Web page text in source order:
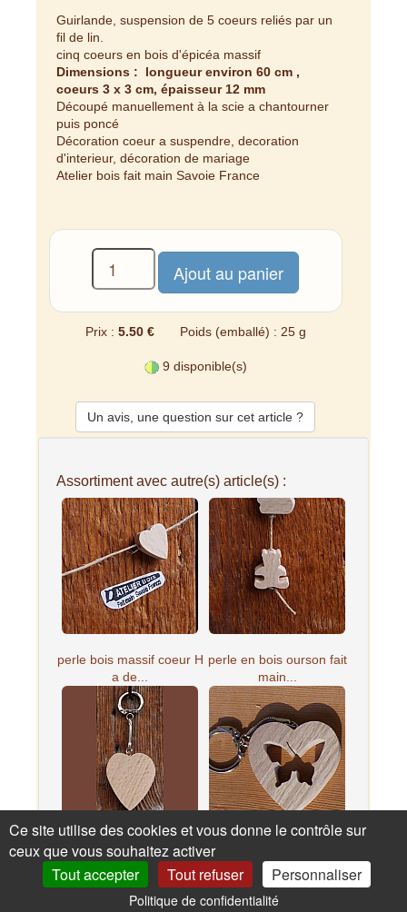
Guirlande, suspension de 5 coeurs reliés par un
fil de lin.
cinq coeurs en bois d'épicéa massif
Dimensions : longueur environ 60 cm ,
coeurs 3 x 3 cm, épaisseur 12 mm
Découpé manuellement à la scie a chantourner
puis poncé
Décoration coeur a suspendre, decoration
d'interieur, décoration de mariage
Atelier bois fait main Savoie France
Prix : 5.50 € Poids (emballé) : 25 g
9 disponible(s)
Un avis, une question sur cet article ?
Assortiment avec autre(s) article(s) :
perle bois massif coeur H
a de...
perle en bois ourson fait
main...
porte clef coeur hetre,
activi...
papillon f...
Ce site utilise des cookies et vous donne le contrôle sur
ceux que vous souhaitez activer
Tout accepter
Tout refuser Personnaliser
Politique de confidentialité